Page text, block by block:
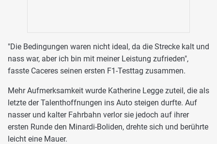
"Die Bedingungen waren nicht ideal, da die Strecke kalt und
nass war, aber ich bin mit meiner Leistung zufrieden",
fasste Caceres seinen ersten F1-Testtag zusammen.
Mehr Aufmerksamkeit wurde Katherine Legge zuteil, die als
letzte der Talenthoffnungen ins Auto steigen durfte. Auf
nasser und kalter Fahrbahn verlor sie jedoch auf ihrer
ersten Runde den Minardi-Boliden, drehte sich und berührte
leicht eine Mauer.